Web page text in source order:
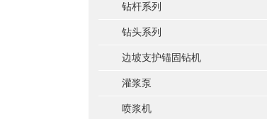
钻杆系列
钻头系列
边坡支护锚固钻机
灌浆泵
喷浆机